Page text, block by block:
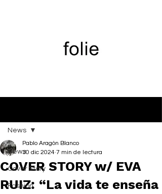
News
Cover Story
Fashion
News
COVER STORY w/ EVA
RUIZ: “La vida te enseña
Pablo Aragón Blanco
30 dic 2024 7 min de lectura